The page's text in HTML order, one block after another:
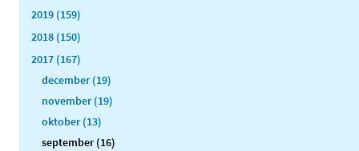
2019 (159)
2018 (150)
2017 (167)
december (19)
november (19)
oktober (13)
september (16)